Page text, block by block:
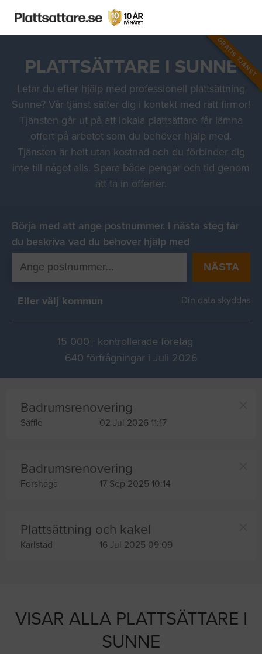
GRATIS TJÄNST
PLATTSÄTTARE I SUNNE
Letar du efter hjälp med professionell plattsättning
Sunne? Vår tjänst sätter dig i kontakt med rätt firmor!
Tjänsten går ut på att lokala plattsättare får lämna
offert på arbetet som du behöver hjälp med.
Tjänsten är helt utan kostnad och du förbinder dig
inte till något alls. Spara både pengar och tid genom
att ta in offerter.
Börja med att ange postnummer. I nästa steg får
du beskriva vad du behover hjälp med
NÄSTA
Eller välj kommun Din data skyddas
15 000+ kontrollerade företag
640 förfrågningar i Juli 2026
Badrumsrenovering
Säffle 02 Jul 2026 11:17
Badrumsrenovering
Forshaga 17 Sep 2025 10:14
Plattsättning och kakel
Karlstad 16 Jul 2025 09:09
VISAR ALLA PLATTSÄTTARE I
SUNNE